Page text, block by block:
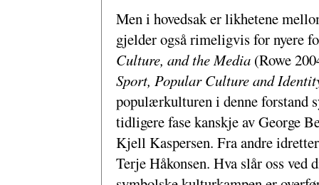
Men i hovedsak er likhetene
gjelder også rimeligvis for nyere
Culture, and the Media (Rowe
Sport, Popular Culture and
populærkulturen i denne forstand
tidligere fase kanskje av George
Kjell Kaspersen. Fra andre
Terje Håkonsen. Hva slår oss ved